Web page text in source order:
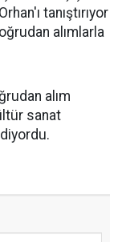
tanıştırıyor
alımlarla
alım
sanat